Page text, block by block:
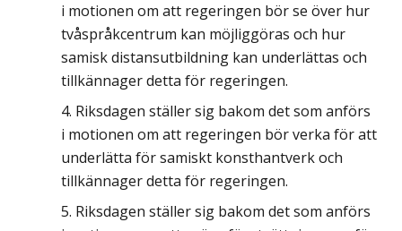
i motionen om att regeringen bör se över hur
tvåspråkcentrum kan möjliggöras och hur
samisk distansutbildning kan underlättas och
tillkännager detta för regeringen.
Riksdagen ställer sig bakom det som anförs
i motionen om att regeringen bör verka för att
underlätta för samiskt konsthantverk och
tillkännager detta för regeringen.
Riksdagen ställer sig bakom det som anförs